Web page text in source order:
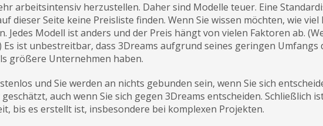
arbeitsintensiv herzustellen. Daher sind Modelle teuer. Eine
dieser Seite keine Preisliste finden. Wenn Sie wissen möchten, wie viel
Jedes Modell ist anders und der Preis hängt von vielen Faktoren ab.
ist unbestreitbar, dass 3Dreams aufgrund seines geringen
größere Unternehmen haben.
und Sie werden an nichts gebunden sein, wenn Sie sich
auch wenn Sie sich gegen 3Dreams entscheiden. Schließlich
bis es erstellt ist, insbesondere bei komplexen Projekten.